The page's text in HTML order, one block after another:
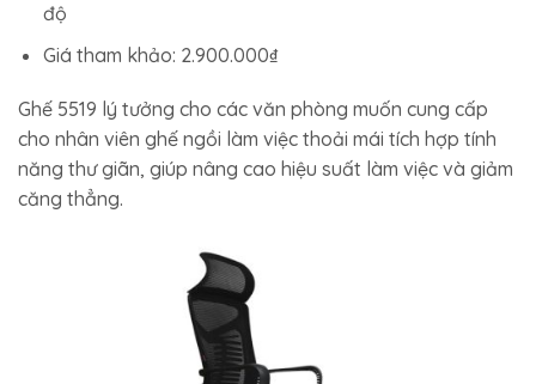
độ
Giá tham khảo: 2.900.000₫
Ghế 5519 lý tưởng cho các văn phòng muốn cung cấp
cho nhân viên ghế ngồi làm việc thoải mái tích hợp tính
năng thư giãn, giúp nâng cao hiệu suất làm việc và giảm
căng thẳng.